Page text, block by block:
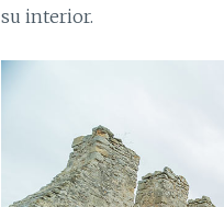
su interior.